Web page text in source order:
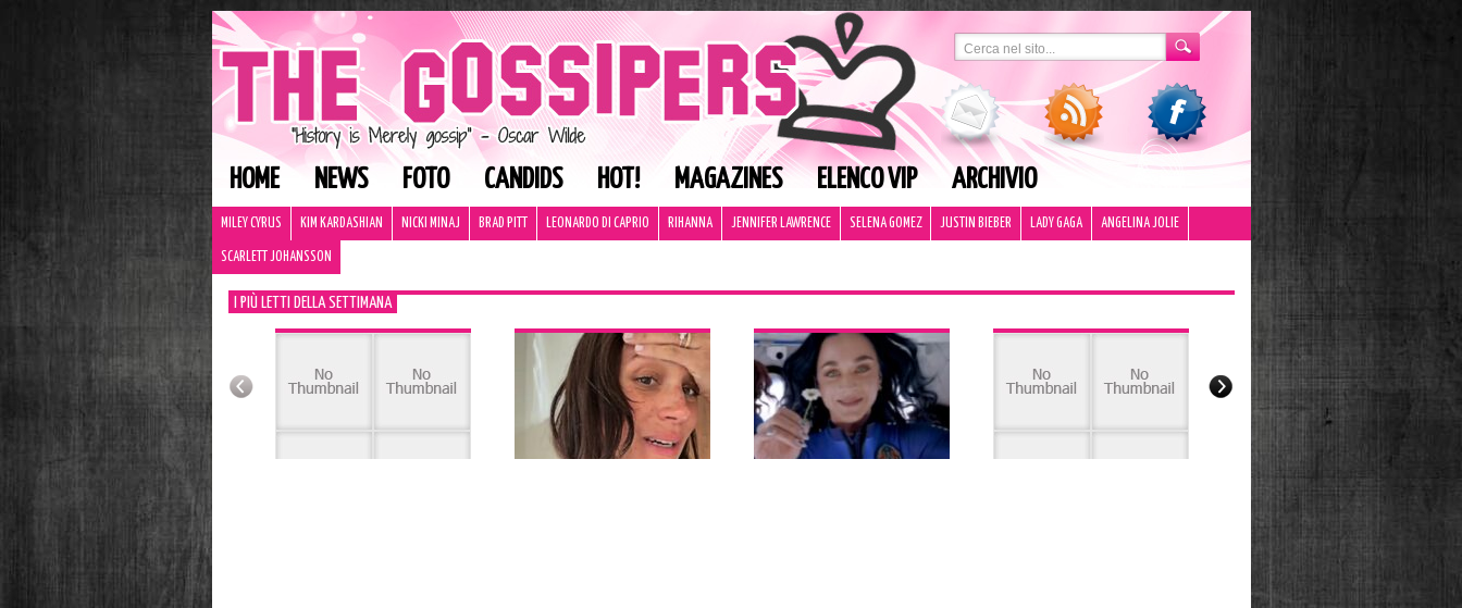
HOME NEWS FOTO CANDIDS HOT! MAGAZINES ELENCO VIP ARCHIVIO
MILEY CYRUS KIM KARDASHIAN NICKI MINAJ BRAD PITT LEONARDO DI CAPRIO RIHANNA JENNIFER LAWRENCE SELENA GOMEZ JUSTIN BIEBER LADY GAGA ANGELINA JOLIE
SCARLETT JOHANSSON
I PIÙ LETTI DELLA SETTIMANA